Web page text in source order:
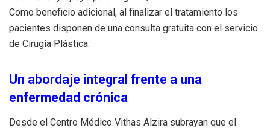
Como beneficio adicional, al finalizar el tratamiento los
pacientes disponen de una consulta gratuita con el servicio
de Cirugía Plástica.
Un abordaje integral frente a una
enfermedad crónica
Desde el Centro Médico Vithas Alzira subrayan que el